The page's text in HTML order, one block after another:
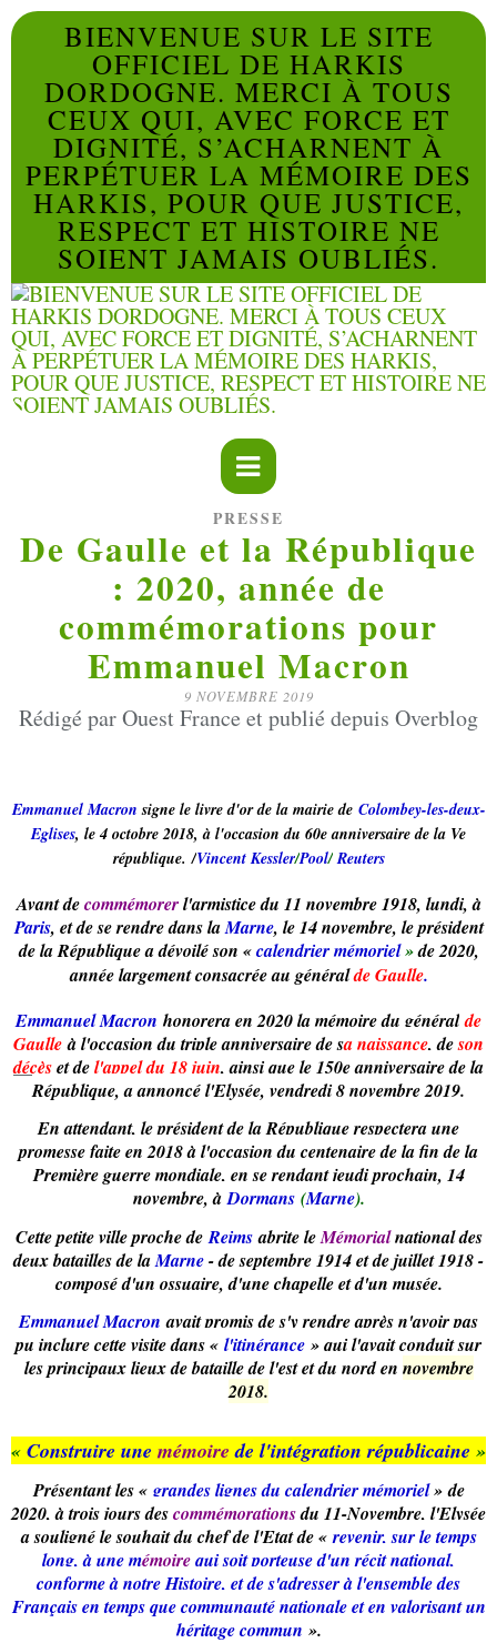
BIENVENUE SUR LE SITE
OFFICIEL DE HARKIS
DORDOGNE. MERCI À TOUS
CEUX QUI, AVEC FORCE ET
DIGNITÉ, S’ACHARNENT À
PERPÉTUER LA MÉMOIRE DES
HARKIS, POUR QUE JUSTICE,
RESPECT ET HISTOIRE NE
SOIENT JAMAIS OUBLIÉS.
PRESSE
De Gaulle et la République
: 2020, année de
commémorations pour
Emmanuel Macron
9 NOVEMBRE 2019
Rédigé par Ouest France et publié depuis Overblog
Emmanuel Macron signe le livre d'or de la mairie de Colombey-les-deux-
Eglises, le 4 octobre 2018, à l'occasion du 60e anniversaire de la Ve
république. /Vincent Kessler/Pool/Reuters
Avant decommémorerl'armistice du 11 novembre 1918, lundi, à
Paris, et de se rendre dans laMarne, le 14 novembre, le président
de la République a dévoilé son «calendrier mémoriel»de 2020,
année largement consacrée au généralde Gaulle.
Emmanuel Macron honorera en 2020 la mémoire du général de
Gaulle à l'occasion du triple anniversaire desa naissance, deson
décèset del'appel du 18 juin, ainsi que le 150e anniversaire de la
République, a annoncé l'Elysée, vendredi 8 novembre 2019.
En attendant, le président de la République respectera une
promesse faite en 2018 à l'occasion du centenaire de la fin de la
Première guerre mondiale, en se rendant jeudi prochain, 14
novembre, àDormans(Marne).
Cette petite ville proche deReimsabrite leMémorialnational des
deux batailles de laMarne- de septembre 1914 et de juillet 1918 -
composé d'un ossuaire, d'une chapelle et d'un musée.
Emmanuel Macronavait promis de s'y rendre après n'avoir pas
pu inclure cette visite dans « l'itinérance » qui l'avait conduit sur
les principaux lieux de bataille de l'est et du nord en novembre
2018.
« Construire une mémoirede l'intégration républicaine »
Présentant les « grandes lignes du calendrier mémoriel»de
2020, à trois jours descommémorationsdu 11-Novembre, l'Elysée
a souligné le souhait du chef de l'Etat de «revenir, sur le temps
long, à une mémoirequi soit porteuse d'un récit national,
conforme à notre Histoire, et de s'adresser à l'ensemble des
Français en temps que communauté nationale et en valorisant un
héritage commun ».